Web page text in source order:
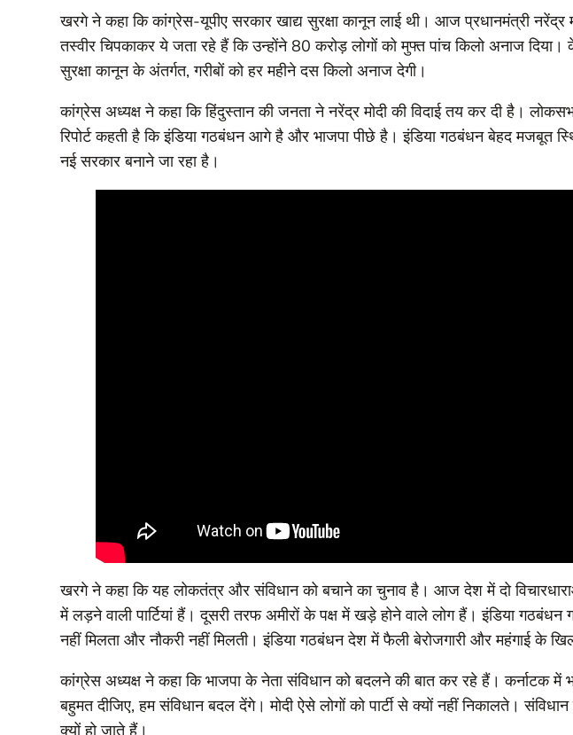
खरगे ने कहा कि कांग्रेस-यूपीए सरकार खाद्य सुरक्षा कानून लाई थी। आज प्रधानमंत्री नरेंद्र
तस्वीर चिपकाकर ये जता रहे हैं कि उन्होंने 80 करोड़ लोगों को मुफ्त पांच किलो अनाज
सुरक्षा कानून के अंतर्गत, गरीबों को हर महीने दस किलो अनाज देगी।
कांग्रेस अध्यक्ष ने कहा कि हिंदुस्तान की जनता ने नरेंद्र मोदी की विदाई तय कर दी है।
रिपोर्ट कहती है कि इंडिया गठबंधन आगे है और भाजपा पीछे है। इंडिया गठबंधन बेहद मजबूत
नई सरकार बनाने जा रहा है।
खरगे ने कहा कि यह लोकतंत्र और संविधान को बचाने का चुनाव है। आज देश में दो
में लड़ने वाली पार्टियां हैं। दूसरी तरफ अमीरों के पक्ष में खड़े होने वाले लोग हैं। इंडिया गठबंधन
नहीं मिलता और नौकरी नहीं मिलती। इंडिया गठबंधन देश में फैली बेरोजगारी और महंगाई के
कांग्रेस अध्यक्ष ने कहा कि भाजपा के नेता संविधान को बदलने की बात कर रहे हैं। कर्नाटक में
बहुमत दीजिए, हम संविधान बदल देंगे। मोदी ऐसे लोगों को पार्टी से क्यों नहीं निकालते।
क्यों हो जाते हैं।